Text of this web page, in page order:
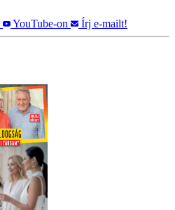
YouTube-on Írj e-mailt!